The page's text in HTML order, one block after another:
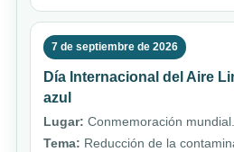
7 de septiembre de 2026
Día Internacional del Aire
azul
Lugar: Conmemoración mundial.
Tema: Reducción de la